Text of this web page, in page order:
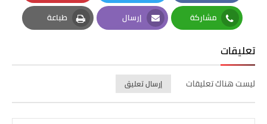
Facebook
Twitter
Pinterest
مشاركة
Whatsapp
إرسال
Email
طباعة
Print
تعليقات
ليست هناك تعليقات إرسال تعليق